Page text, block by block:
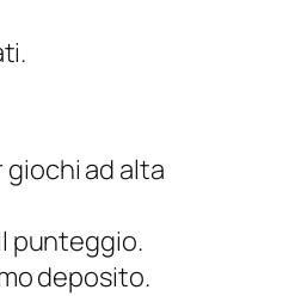
ad alta
punteggio.
deposito.